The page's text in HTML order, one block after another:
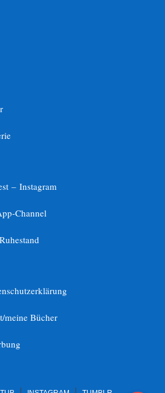
– Instagram
Channel
meine Bücher